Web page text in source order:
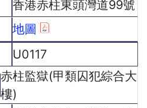
香港赤柱東頭灣道99號
地圖
U0117
赤柱監獄(甲類囚犯綜合大
樓)